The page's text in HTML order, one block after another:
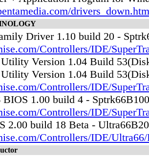
Driver 1.10 build 20 -
Controllers/IDE/
Utility Version 1.04 Build
Utility Version 1.04 Build
Controllers/IDE/
BIOS 1.00 build 4 -
Controllers/IDE/
2.00 build 18 Beta -
Controllers/IDE/